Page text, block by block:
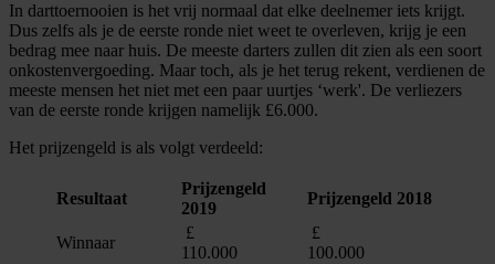
In darttoernooien is het vrij normaal dat elke deelnemer iets krijgt.
Dus zelfs als je de eerste ronde niet weet te overleven, krijg je een
bedrag mee naar huis. De meeste darters zullen dit zien als een soort
onkostenvergoeding. Maar toch, als je het terug rekent, verdienen de
meeste mensen het niet met een paar uurtjes ‘werk'. De verliezers
van de eerste ronde krijgen namelijk £6.000.
Het prijzengeld is als volgt verdeeld:
Resultaat
Prijzengeld
2019
Prijzengeld 2018
Winnaar
£
110.000
£
100.000